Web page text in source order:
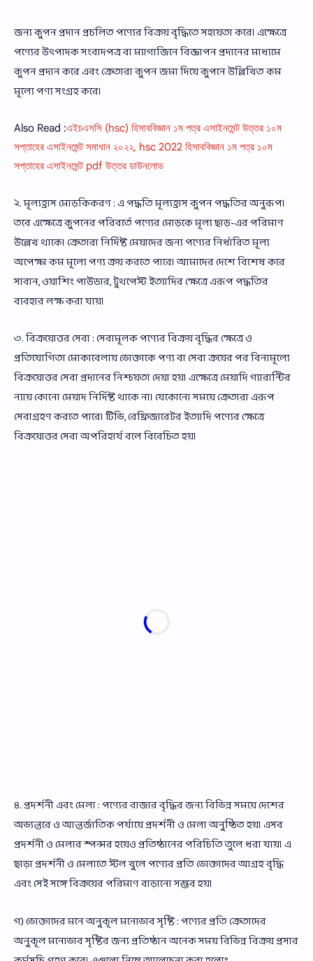
জন্য কুপন প্রদান প্রচলিত পণ্যের বিক্রয় বৃদ্ধিতে সহায়তা করে। এক্ষেত্রে
পণ্যের উৎপাদক সংবাদপত্র বা ম্যাগাজিনে বিজ্ঞাপন প্রদানের মাধ্যমে
কুপন প্রদান করে এবং ক্রেতারা কুপন জমা দিয়ে কুপনে উল্লিখিত কম
মূল্যে পণ্য সংগ্রহ করে।
Also Read :এইচএসসি (hsc) হিসাববিজ্ঞান ১ম পত্র এসাইনমেন্ট উত্তর ১০ম
সপ্তাহের এসাইনমেন্ট সমাধান ২০২২, hsc 2022 হিসাববিজ্ঞান ১ম পত্র ১০ম
সপ্তাহের এসাইনমেন্ট pdf উত্তর ডাউনলোড
২. মূল্যহ্রাস মোড়কিকরণ : এ পদ্ধতি মূল্যহ্রাস কুপন পদ্ধতির অনুরূপ।
তবে এক্ষেত্রে কুপনের পরিবর্তে পণ্যের মোড়কে মূল্য ছাড়-এর পরিমাণ
উল্লেখ থাকে। ক্রেতারা নির্দিষ্ট মেয়াদের জন্য পণ্যের নির্ধারিত মূল্য
অপেক্ষা কম মূল্যে পণ্য ক্রয় করতে পারে। আমাদের দেশে বিশেষ করে
সাবান, ওয়াশিং পাউডার, টুথপেস্ট ইত্যাদির ক্ষেত্রে এরূপ পদ্ধতির
ব্যবহার লক্ষ করা যায়।
৩. বিক্রয়োত্তর সেবা : সেবামূলক পণ্যের বিক্রয় বৃদ্ধির ক্ষেত্রে ও
প্রতিযোগিতা মোকাবেলায় ভোক্তাকে পণ্য বা সেবা ক্রয়ের পর বিনামূল্যে
বিক্রয়োত্তর সেবা প্রদানের নিশ্চয়তা দেয়া হয়। এক্ষেত্রে মেয়াদি গ্যারান্টির
ন্যায় কোনো মেয়াদ নির্দিষ্ট থাকে না। যেকোনো সময়ে ক্রেতারা এরূপ
সেবাগ্রহণ করতে পারে। টিভি, রেফ্রিজারেটর ইত্যাদি পণ্যের ক্ষেত্রে
বিক্রয়োত্তর সেবা অপরিহার্য বলে বিবেচিত হয়।
৪. প্রদর্শনী এবং মেলা : পণ্যের বাজার বৃদ্ধির জন্য বিভিন্ন সময়ে দেশের
অভ্যন্তরে ও আন্তর্জাতিক পর্যায়ে প্রদর্শনী ও মেলা অনুষ্ঠিত হয়। এসব
প্রদর্শনী ও মেলার স্পন্সর হয়েও প্রতিষ্ঠানের পরিচিতি তুলে ধরা যায়। এ
ছাড়া প্রদর্শনী ও মেলাতে স্টল খুলে পণ্যের প্রতি ভোক্তাদের আগ্রহ বৃদ্ধি
এবং সেই সঙ্গে বিক্রয়ের পরিমাণ বাড়ানো সম্ভব হয়।
গ) ভোক্তাদের মনে অনুকূল মনোভাব সৃষ্টি : পণ্যের প্রতি ক্রেতাদের
অনুকূল মনোভাব সৃষ্টির জন্য প্রতিষ্ঠান অনেক সময় বিভিন্ন বিক্রয় প্রসার